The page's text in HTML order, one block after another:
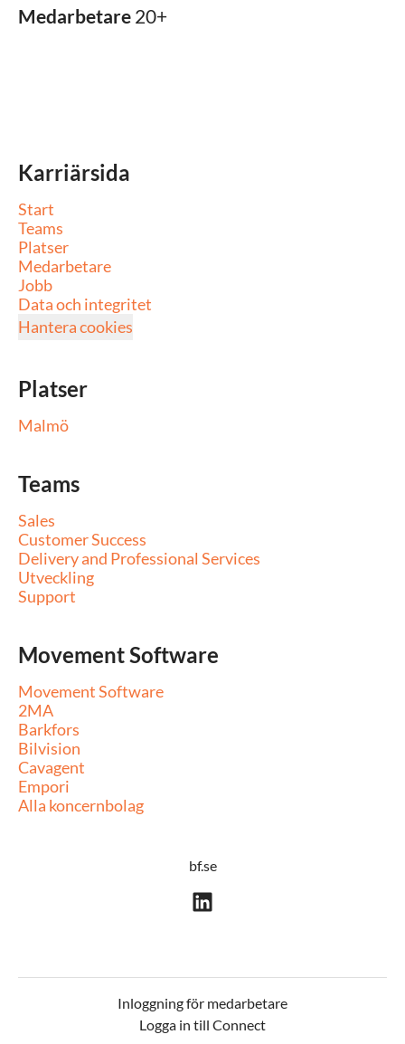
Medarbetare 20+
Karriärsida
Start
Teams
Platser
Medarbetare
Jobb
Data och integritet
Hantera cookies
Platser
Malmö
Teams
Sales
Customer Success
Delivery and Professional Services
Utveckling
Support
Movement Software
Movement Software
2MA
Barkfors
Bilvision
Cavagent
Empori
Alla koncernbolag
bf.se
Inloggning för medarbetare
Logga in till Connect